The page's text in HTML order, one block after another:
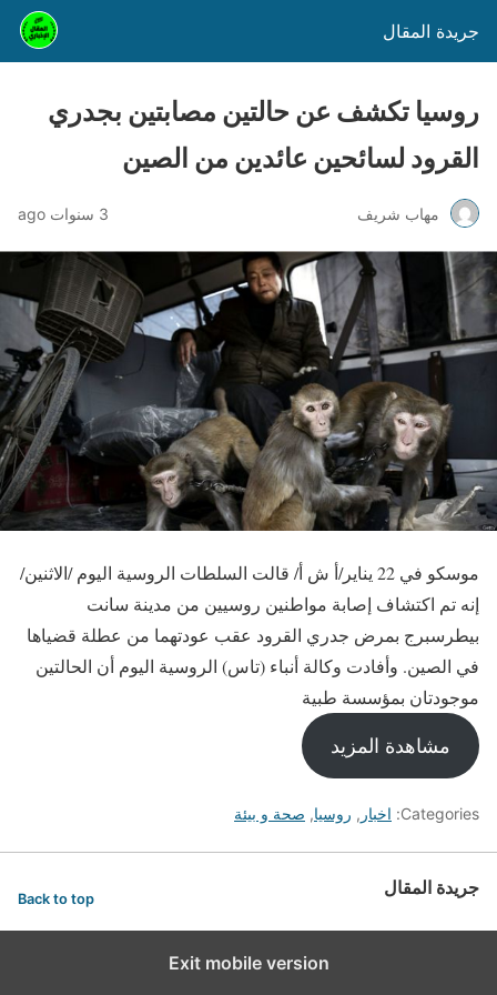
جريدة المقال
روسيا تكشف عن حالتين مصابتين بجدري
القرود لسائحين عائدين من الصين
مهاب شريف 3 سنوات ago
موسكو في 22 يناير/أ ش أ/ قالت السلطات الروسية اليوم /الاثنين/
إنه تم اكتشاف إصابة مواطنين روسيين من مدينة سانت
بيطرسبرج بمرض جدري القرود عقب عودتهما من عطلة قضياها
في الصين. وأفادت وكالة أنباء (تاس) الروسية اليوم أن الحالتين
موجودتان بمؤسسة طبية
مشاهدة المزيد
Categories: اخبار , روسيا, صحة و بيئة
جريدة المقال Back to top
Exit mobile version